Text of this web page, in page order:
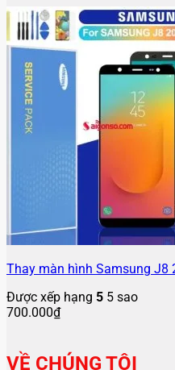
Thay màn hình Samsung J8
Được xếp hạng 5 5 sao
700.000₫
VỀ CHÚNG TÔI